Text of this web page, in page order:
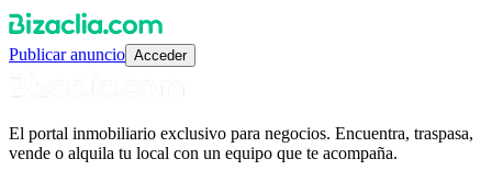
Publicar anuncio Acceder
El portal inmobiliario exclusivo para negocios. Encuentra, traspasa,
vende o alquila tu local con un equipo que te acompaña.